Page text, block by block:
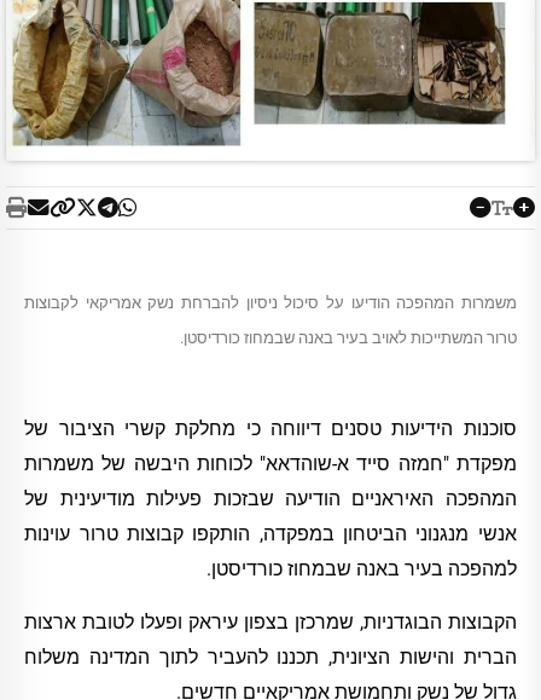
משמרות המהפכה הודיעו על סיכול ניסיון להברחת נשק אמריקאי לקבוצות
טרור המשתייכות לאויב בעיר באנה שבמחוז כורדיסטן.
סוכנות הידיעות טסנים דיווחה כי מחלקת קשרי הציבור של
מפקדת "חמזה סייד א-שוהדאא" לכוחות היבשה של משמרות
המהפכה האיראניים הודיעה שבזכות פעילות מודיעינית של
אנשי מנגנוני הביטחון במפקדה, הותקפו קבוצות טרור עוינות
למהפכה בעיר באנה שבמחוז כורדיסטן.
הקבוצות הבוגדניות, שמרכזן בצפון עיראק ופעלו לטובת ארצות
הברית והישות הציונית, תכננו להעביר לתוך המדינה משלוח
גדול של נשק ותחמושת אמריקאיים חדשים.